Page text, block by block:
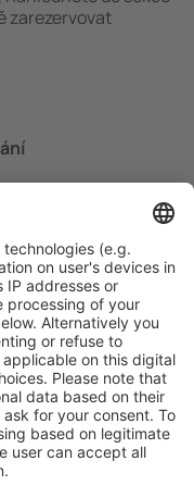
zarezervovat
bezplatného
pro přihlášené
hotelů,